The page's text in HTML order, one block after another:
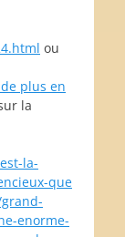
ou
plus en
la
la-
que
enorme-